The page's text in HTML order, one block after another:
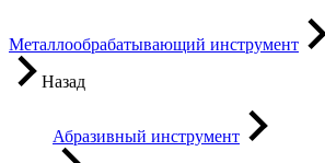
Металлообрабатывающий инструмент
Назад
Абразивный инструмент